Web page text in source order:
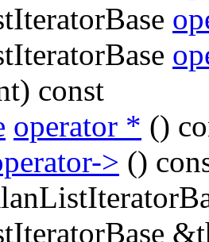
const
operator * ()
> ()